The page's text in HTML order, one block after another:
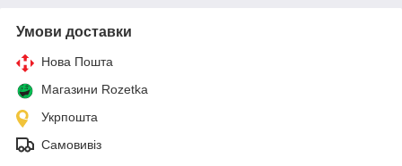
Умови доставки
Нова Пошта
Магазини Rozetka
Укрпошта
Самовивіз